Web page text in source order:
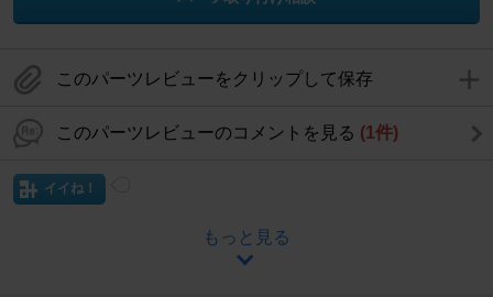
このパーツレビューをクリップして保存
このパーツレビューのコメントを見る (1件)
イイね！
もっと見る